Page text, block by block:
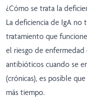
¿Cómo se trata la
La deficiencia de IgA no
tratamiento que
el riesgo de
antibióticos cuando se
(crónicas), es posible
más tiempo.